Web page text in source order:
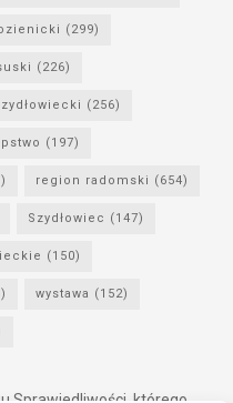
(299)
(226)
(256)
(197)
region radomski (654)
Szydłowiec (147)
(150)
wystawa (152)